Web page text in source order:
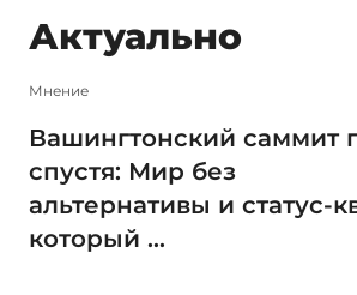
Актуально
Мнение
Вашингтонский саммит
спустя: Мир без
альтернативы и статус-
который ...